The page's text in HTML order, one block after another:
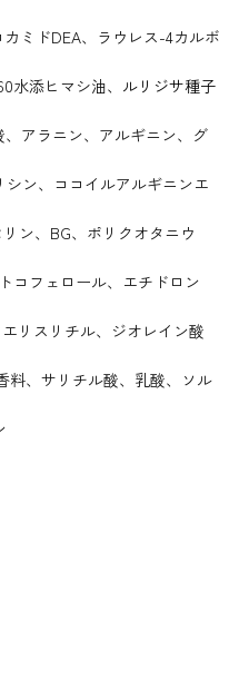
カミドDEA、ラウレス-4カルボ
水添ヒマシ油、 ルリジサ種子
、アラニン、アルギニン、グ
ン、ココイルアルギニンエ
ン、 BG、ポリクオタニウ
コフェロール、エチドロン
リスリチル、ジオレイン酸
料、サリチル酸、乳酸、ソル